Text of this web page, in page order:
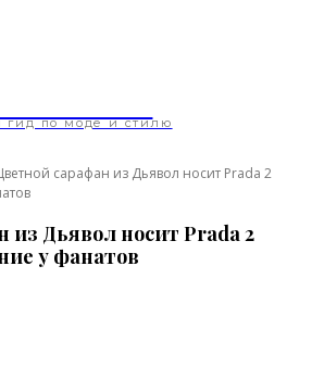
гид по моде и стилю
сарафан из Дьявол носит Prada 2
из Дьявол носит Prada 2
у фанатов